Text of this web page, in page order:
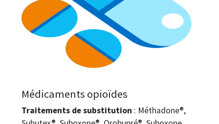
Médicaments opioïdes
Traitements de substitution : Méthadone®,